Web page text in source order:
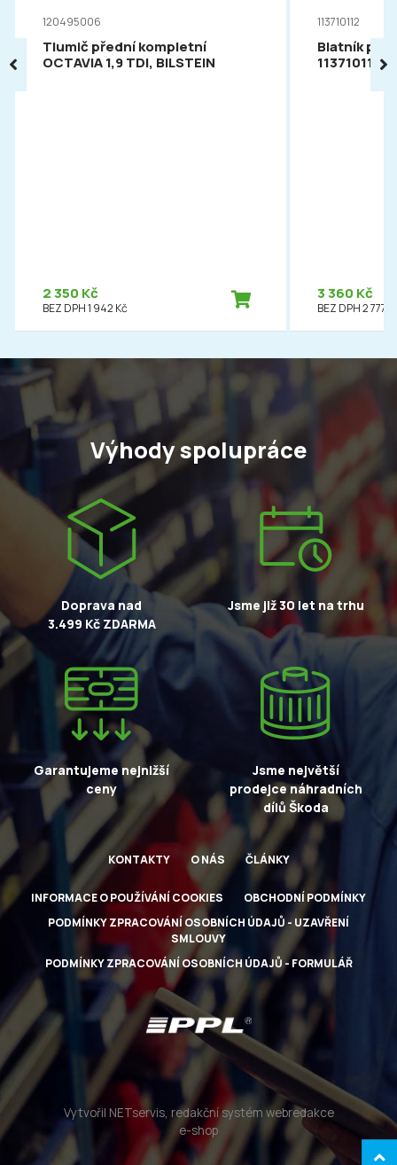
120495006
Tlumič přední kompletní
OCTAVIA 1,9 TDI, BILSTEIN
2 350 Kč
BEZ DPH 1 942 Kč
113710112
Blatník
113710112
3 360 Kč
BEZ DPH 2 777
Výhody spolupráce
Doprava nad
3.499 Kč ZDARMA
Jsme již 30 let na trhu
Garantujeme nejnižší
ceny
Jsme největší
prodejce náhradních
dílů Škoda
KONTAKTY O NÁS ČLÁNKY
INFORMACE O POUŽÍVÁNÍ COOKIES
OBCHODNÍ PODMÍNKY
PODMÍNKY ZPRACOVÁNÍ OSOBNÍCH ÚDAJŮ - UZAVŘENÍ
SMLOUVY
PODMÍNKY ZPRACOVÁNÍ OSOBNÍCH ÚDAJŮ - FORMULÁŘ
Vytvořil NETservis, redakční systém webredakce
e-shop